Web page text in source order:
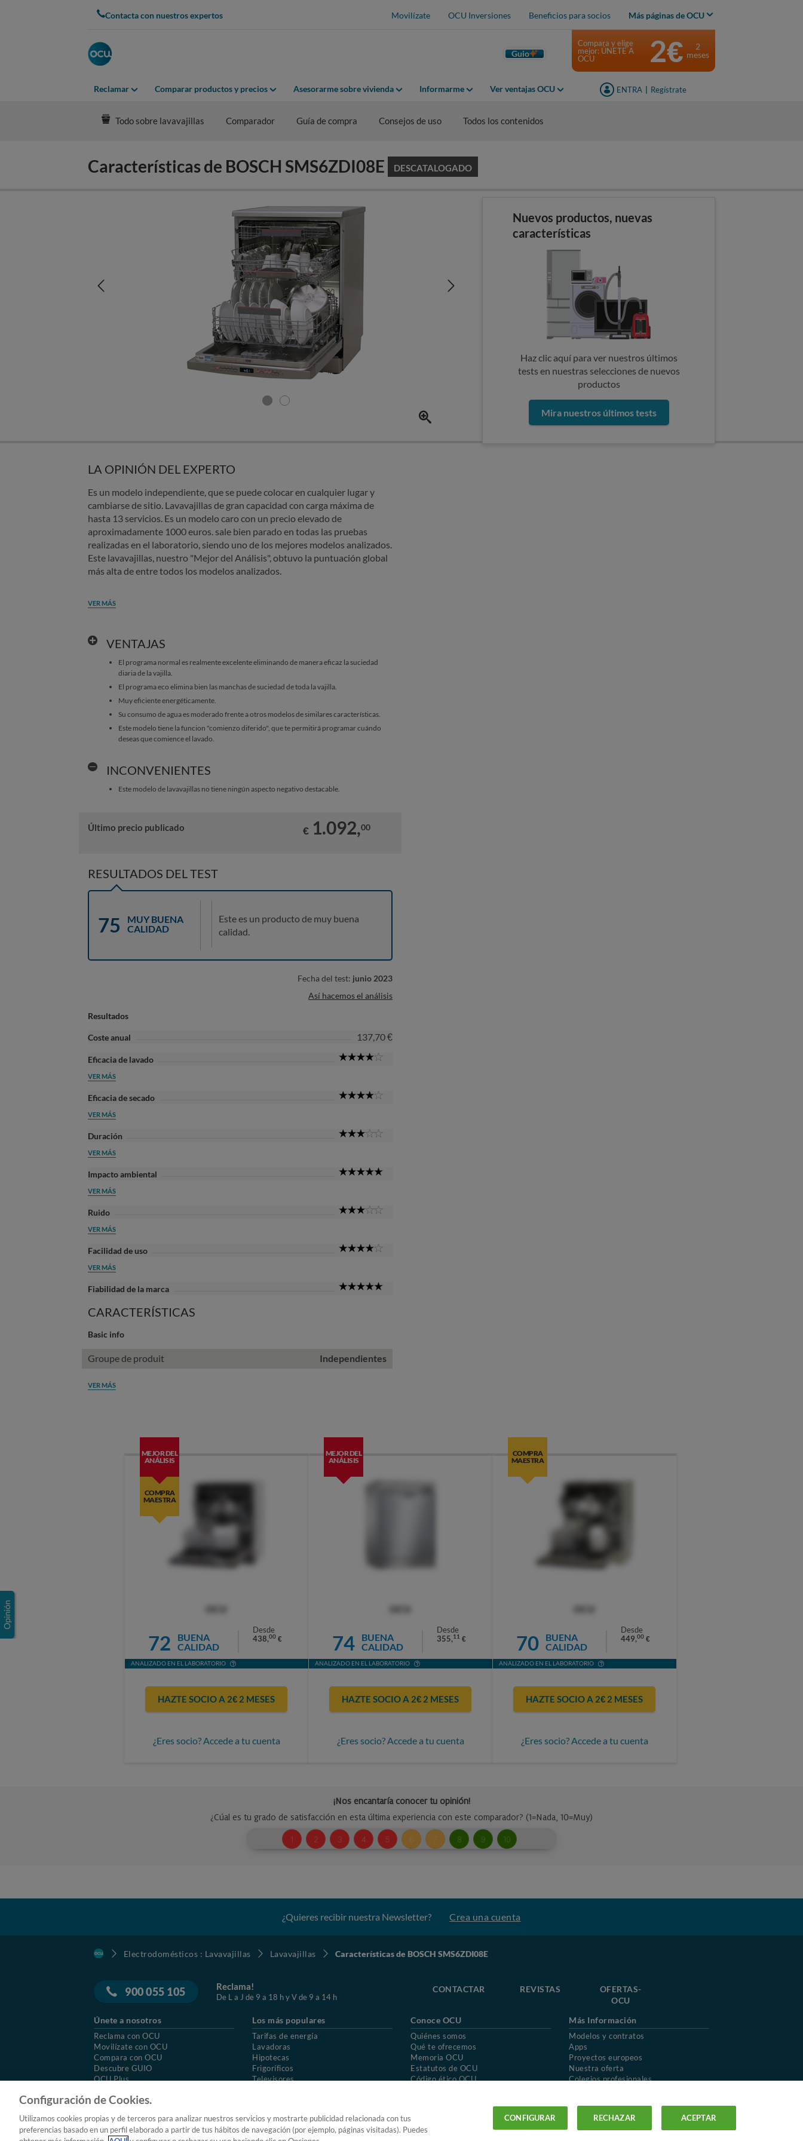
Contacta con nuestros expertos Movilízate OCU Inversiones Beneficios para socios Más páginas de OCU
Guio
Reclamar Comparar productos y precios Asesorarme sobre vivienda Informarme Ver ventajas OCU ENTRA Regístrate
Compara y elige
mejor: ÚNETE A
OCU
2€
2
meses
Todo sobre lavavajillas Comparador Guía de compra Consejos de uso Todos los contenidos
Características de BOSCH SMS6ZDI08E DESCATALOGADO
Nuevos productos, nuevas
características
Haz clic aquí para ver nuestros últimos
tests en nuestras selecciones de nuevos
productos
Mira nuestros últimos tests
LA OPINIÓN DEL EXPERTO
Es un modelo independiente, que se puede colocar en cualquier lugar y
cambiarse de sitio. Lavavajillas de gran capacidad con carga máxima de
hasta 13 servicios. Es un modelo caro con un precio elevado de
aproximadamente 1000 euros. sale bien parado en todas las pruebas
realizadas en el laboratorio, siendo uno de los mejores modelos analizados.
Este lavavajillas, nuestro "Mejor del Análisis", obtuvo la puntuación global
más alta de entre todos los modelos analizados.
VER MÁS
VENTAJAS
El programa normal es realmente excelente eliminando de manera eficaz la suciedad
diaria de la vajilla.
El programa eco elimina bien las manchas de suciedad de toda la vajilla.
Muy eficiente energéticamente.
Su consumo de agua es moderado frente a otros modelos de similares características.
Este modelo tiene la funcion "comienzo diferido", que te permitirá programar cuándo
deseas que comience el lavado.
INCONVENIENTES
Este modelo de lavavajillas no tiene ningún aspecto negativo destacable.
Último precio publicado € 1.092,00
RESULTADOS DEL TEST
75
MUY BUENA
CALIDAD
Este es un producto de muy buena
calidad.
Fecha del test: junio 2023
Así hacemos el análisis
Resultados
Coste anual 137,70 €
Eficacia de lavado
VER MÁS
Eficacia de secado
VER MÁS
Duración
VER MÁS
Impacto ambiental
VER MÁS
Ruido
VER MÁS
Facilidad de uso
VER MÁS
Fiabilidad de la marca
CARACTERÍSTICAS
Basic info
Groupe de produit Independientes
VER MÁS
MEJOR DEL
ANÁLISIS
COMPRA
MAESTRA
72
BUENA
CALIDAD
Desde
438,00 €
ANALIZADO EN EL LABORATORIO
HAZTE SOCIO A 2€ 2 MESES
¿Eres socio? Accede a tu cuenta
MEJOR DEL
ANÁLISIS
74
BUENA
CALIDAD
Desde
355,11 €
ANALIZADO EN EL LABORATORIO
HAZTE SOCIO A 2€ 2 MESES
¿Eres socio? Accede a tu cuenta
COMPRA
MAESTRA
70
BUENA
CALIDAD
Desde
449,00 €
ANALIZADO EN EL LABORATORIO
HAZTE SOCIO A 2€ 2 MESES
¿Eres socio? Accede a tu cuenta
¿Quieres recibir nuestra Newsletter? Crea una cuenta
Electrodomésticos : Lavavajillas Lavavajillas Características de BOSCH SMS6ZDI08E
900 055 105 Reclama!
De L a J de 9 a 18 h y V de 9 a 14 h
CONTACTAR REVISTAS
OFERTAS-
OCU
Únete a nosotros
Reclama con OCU
Movilízate con OCU
Compara con OCU
Descubre GUIO
OCU Plus
Los más populares
Tarifas de energía
Lavadoras
Hipotecas
Frigoríficos
Televisores
Conoce OCU
Quiénes somos
Qué te ofrecemos
Memoria OCU
Estatutos de OCU
Código ético OCU
Más Información
Modelos y contratos
Apps
Proyectos europeos
Nuestra oferta
Colegios profesionales
Uso del nombre y de los signos de OCU
Aviso Legal
Política de cookies
Configuración de Cookies.
Utilizamos cookies propias y de terceros para analizar nuestros servicios y mostrarte publicidad relacionada con tus
preferencias basado en un perfil elaborado a partir de tus hábitos de navegación (por ejemplo, páginas visitadas). Puedes
CONFIGURAR RECHAZAR ACEPTAR